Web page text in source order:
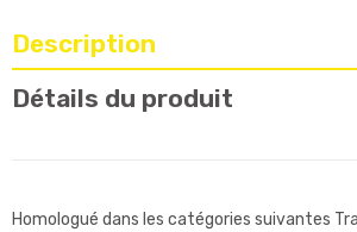
Description
Détails du produit
Homologué dans les catégories suivantes